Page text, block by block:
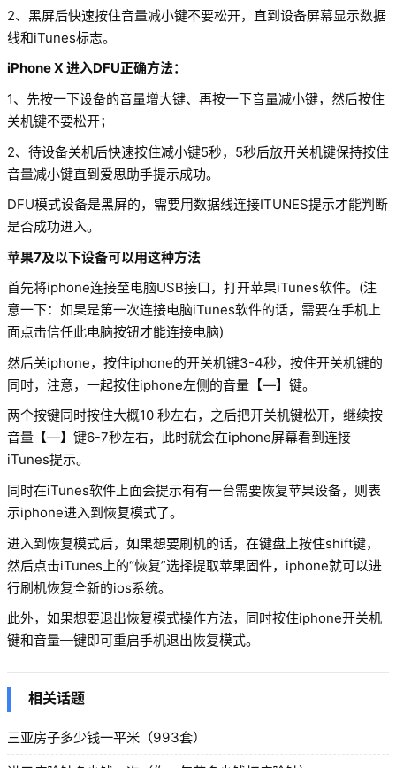
2、黑屏后快速按住音量减小键不要松开，直到设备屏幕显示数据
线和iTunes标志。
iPhone X 进入DFU正确方法：
1、先按一下设备的音量增大键、再按一下音量减小键，然后按住
关机键不要松开；
2、待设备关机后快速按住减小键5秒，5秒后放开关机键保持按住
音量减小键直到爱思助手提示成功。
DFU模式设备是黑屏的，需要用数据线连接ITUNES提示才能判断
是否成功进入。
苹果7及以下设备可以用这种方法
首先将iphone连接至电脑USB接口，打开苹果iTunes软件。(注
意一下：如果是第一次连接电脑iTunes软件的话，需要在手机上
面点击信任此电脑按钮才能连接电脑)
然后关iphone，按住iphone的开关机键3-4秒，按住开关机键的
同时，注意，一起按住iphone左侧的音量【—】键。
两个按键同时按住大概10 秒左右，之后把开关机键松开，继续按
音量【—】键6-7秒左右，此时就会在iphone屏幕看到连接
iTunes提示。
同时在iTunes软件上面会提示有有一台需要恢复苹果设备，则表
示iphone进入到恢复模式了。
进入到恢复模式后，如果想要刷机的话，在键盘上按住shift键，
然后点击iTunes上的“恢复”选择提取苹果固件，iphone就可以进
行刷机恢复全新的ios系统。
此外，如果想要退出恢复模式操作方法，同时按住iphone开关机
键和音量—键即可重启手机退出恢复模式。
相关话题
三亚房子多少钱一平米（993套）